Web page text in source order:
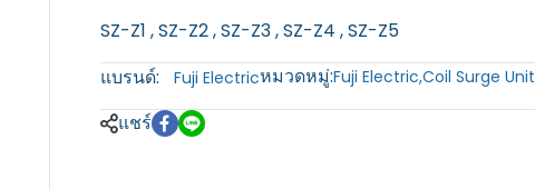
SZ-Z1 , SZ-Z2 , SZ-Z3 , SZ-Z4 , SZ-Z5
แบรนด์:
Fuji Electricหมวดหมู่:Fuji Electric,Coil Surge Unit
แชร์